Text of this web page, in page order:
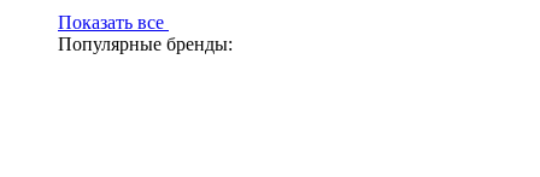
Показать все
Популярные бренды: